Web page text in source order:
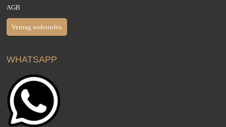
AGB
Vertrag widerrufen
WHATSAPP